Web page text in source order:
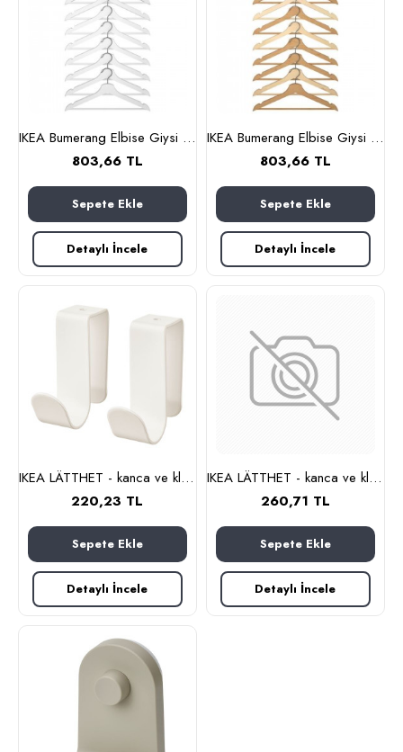
IKEA Bumerang Elbise Giysi Askısı - Beyaz Askı 8 Li Paket
803,66 TL
Sepete Ekle
Detaylı İncele
IKEA Bumerang Elbise Giysi Askısı - Naturel Askı 8 Li Paket
803,66 TL
Sepete Ekle
Detaylı İncele
IKEA LÄTTHET - kanca ve klips (beyaz)
220,23 TL
Sepete Ekle
Detaylı İncele
IKEA LÄTTHET - kanca ve klips (çok renkli)
260,71 TL
Sepete Ekle
Detaylı İncele